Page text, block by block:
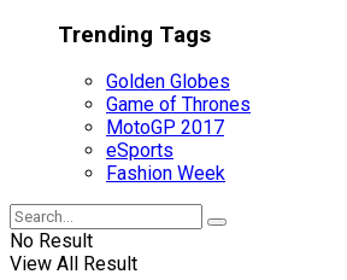
Trending Tags
Golden Globes
Game of Thrones
MotoGP 2017
eSports
Fashion Week
No Result
View All Result